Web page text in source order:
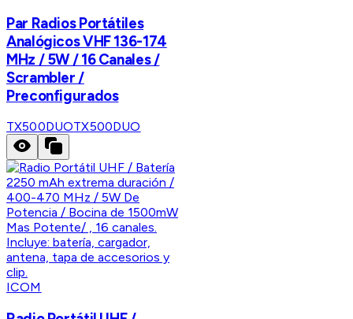
Par Radios Portátiles
Analógicos VHF 136-174
MHz / 5W / 16 Canales /
Scrambler /
Preconfigurados
TX500DUOTX500DUO
ICOM